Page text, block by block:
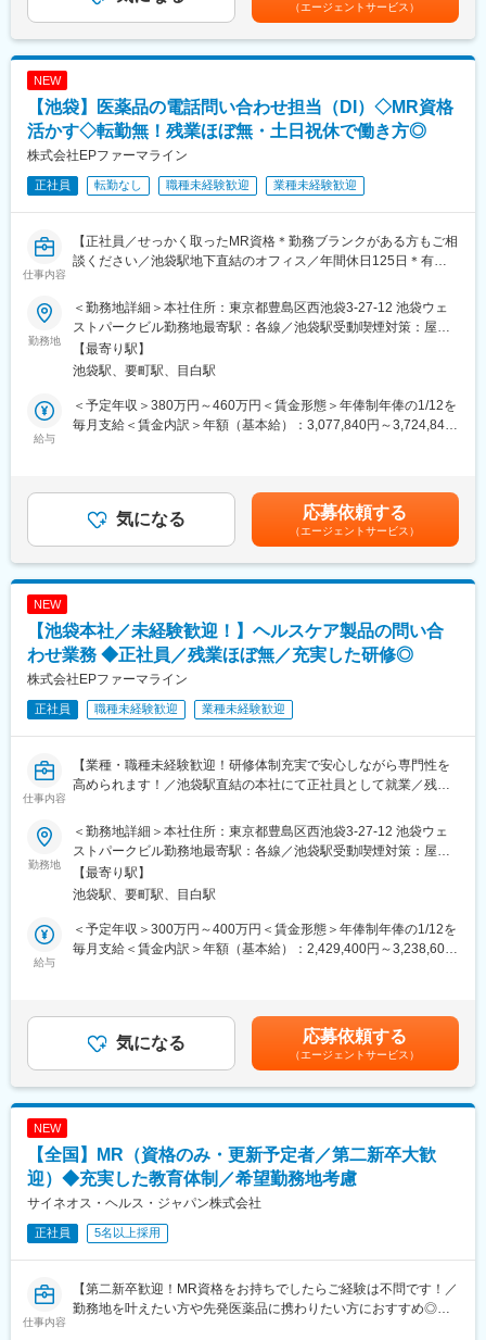
定期面談あり「業務、キャリアプラン、お悩み相談」等一緒に考
える事ができます。面談場所は会社やカフェ(業務状況によっては
変更の範囲：会社の定める業務
にお伝えし一緒にトラブルを解決していきます。
同じ臨床検査技師の方からの問い合わせがメインのため、今まで
臨床で学んだ知識や経験を活かせるお仕事です。医療現場に寄り
で、医療の最前線で活躍している医療従事者を支え、その先には
■在籍社員について：
す。その方のご経験等に応じてカスタマイズした研修を行ってお
りますので、企業やコールセンターでのご就業が初めての方でも
安心してご入社し、チームを支えるプロフェッショナル集団の一
翼として活躍できる環境です！
■当社について：
EPファーマラインは、EPSグループの一員として、医薬品・医
サポートサービス」の5つの基軸サービスにおいて、 常にお客様
のニーズにお応えできるソリューションを開発・提供していま
います。（契約3ヶ月ごと）
●契約の更新：有 更新理由（業務習熟度・勤務実績等）
●更新上限：有 通算契約期間上限５年
変更の範囲：会社の定める業務
目安の金額であり、選考を通じて上下する可能性があります。月
給(月額)は固定手当を含めた表記です。
（エージェントサービス）
NEW
【池袋】医薬品の電話問い合わせ担当（DI）◇MR資格
活かす◇転勤無！残業ほぼ無・土日祝休で働き方◎
株式会社EPファーマライン
正社員 転勤なし 職種未経験歓迎 業種未経験歓迎
仕事内容
【正社員／せっかく取ったMR資格＊勤務ブランクがある方もご相
談ください／池袋駅地下直結のオフィス／年間休日125日＊有給
★9割以上が未経験入社◎前職がMRや薬剤師の方が活躍していま
す★
＜魅力ポイント＞
◎デスクワーク！池袋駅地下直結のオフィス
◎18時定時で残業ほぼ無・土日祝休みで仕事とプライベートを両
■職務内容：
＜メディカルコミュニケーター（DI職）とは？＞
＜具体的な業務内容＞
・電話問い合わせ対応
└対応後、問い合わせ内容や回答内容をシステムへインプット
【具体的な問い合わせ例】
・医薬品の服用や保管方法について
・効果・副作用について 等
※空いている時間は製品や疾患に関する勉強が出来ますので、最新
の知識に触れながら、?々情報をアップデートして頂ける環境で
■入社後のサポート：
し方などオペレーターとして必要な技術をゼロから学ぶことがで
き、自信をもって現場配属できるようにサポートします。
・配属後は、担当する医薬品や疾患についての知識をしっかり学
・最初は、先輩社員が一緒に電話対応を聞いてくれるので、安心
して対応することができます。また、わからないことは、上司や
周りのメンバーが常にサポートしてくれるので、一人で抱えるこ
■働きやすい環境：
・土日祝休み／年間休日125日
・有給取得率：76.9％（2024年度）
勤務地
＜勤務地詳細＞本社住所：東京都豊島区西池袋3-27-12 池袋ウェ
ストパークビル勤務地最寄駅：各線／池袋駅受動喫煙対策：屋内
全面禁煙変更の範囲：会社の定める事業所
【最寄り駅】
池袋駅、要町駅、目白駅
給与
＜予定年収＞380万円～460万円＜賃金形態＞年俸制年俸の1/12を
毎月支給＜賃金内訳＞年額（基本給）：3,077,840円～3,724,840
＞有＜残業手当＞有＜給与補足＞※前職を考慮致します。■昇給：
能力評価年1回（目標管理制度による評価）■別途、決算賞与制度
あり賃金はあくまでも目安の金額であり、選考を通じて上下する
可能性があります。月給(月額)は固定手当を含めた表記です。
気になる 応募依頼する
（エージェントサービス）
NEW
【池袋本社／未経験歓迎！】ヘルスケア製品の問い合
わせ業務 ◆正社員／残業ほぼ無／充実した研修◎
株式会社EPファーマライン
正社員 職種未経験歓迎 業種未経験歓迎
仕事内容
【業種・職種未経験歓迎！研修体制充実で安心しながら専門性を
高められます！／池袋駅直結の本社にて正社員として就業／残業
■業務内容
本ポジションでは、医療機器・医療材料・医薬品・健康食品など
に関するお電話の問い合わせの対応をしています。
1日1人あたりの対応件数は10件～30件前後で電話対応後は記録を
作成いただきます。
電話対応をしていない時間帯は架電業務やメール対応、資材発送
■入社後のフォロー体制
入社後は、5日間の導入研修で電話対応や医療業界の基本的な知識
についての研修を受け、チームへ配属されます。チーム配属後は
だきます。
■シフトについて：
翌月のシフト表を配布いたします。基本的に希望を基にシフトを
※希望休の日数制限はございません。
勤務地
＜勤務地詳細＞本社住所：東京都豊島区西池袋3-27-12 池袋ウェ
ストパークビル勤務地最寄駅：各線／池袋駅受動喫煙対策：屋内
全面禁煙
【最寄り駅】
池袋駅、要町駅、目白駅
給与
＜予定年収＞300万円～400万円＜賃金形態＞年俸制年俸の1/12を
毎月支給＜賃金内訳＞年額（基本給）：2,429,400円～3,238,600
＞有＜残業手当＞有＜給与補足＞■昇給：あり（年1回の評価制度
による）■※年俸以外に決算賞与が年１回支給あり賃金はあくまで
も目安の金額であり、選考を通じて上下する可能性があります。
月給(月額)は固定手当を含めた表記です。
気になる 応募依頼する
（エージェントサービス）
NEW
【全国】MR（資格のみ・更新予定者／第二新卒大歓
迎）◆充実した教育体制／希望勤務地考慮
サイネオス・ヘルス・ジャパン株式会社
正社員 5名以上採用
仕事内容
【第二新卒歓迎！MR資格をお持ちでしたらご経験は不問です！／
勤務地を叶えたい方や先発医薬品に携わりたい方におすすめ◎／